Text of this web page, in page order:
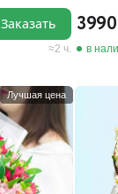
2 ч.
Заказать 3990
в
Лучшая цена